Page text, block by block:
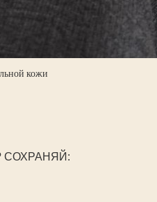
кожи
СОХРАНЯЙ: